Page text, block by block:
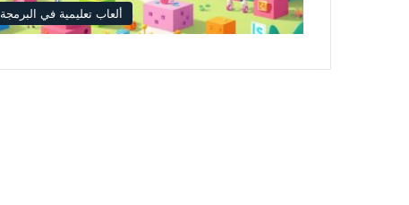
ألعاب تعليمية في البرمجة